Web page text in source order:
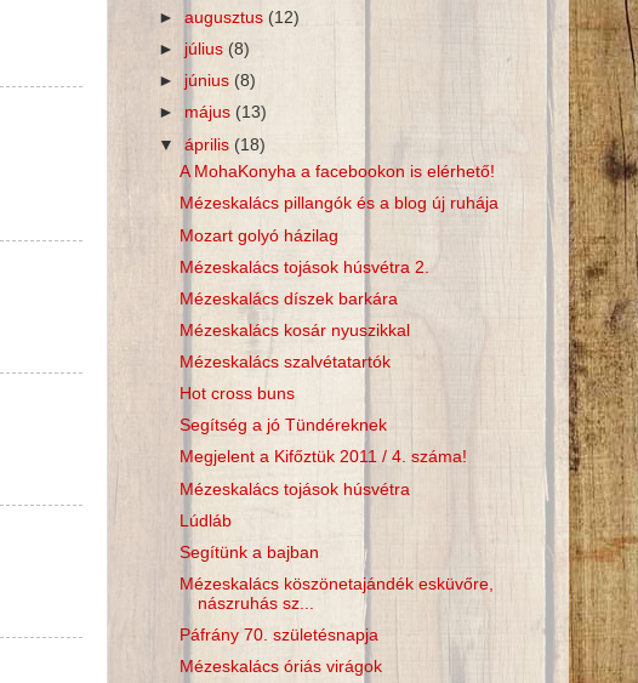
►augusztus (12)
► július(8)
► június (8)
► május (13)
▼április (18)
A MohaKonyha a facebookon is elérhető!
Mézeskalács pillangók és a blog új ruhája
Mozart golyó házilag
Mézeskalács tojások húsvétra 2.
Mézeskalács díszek barkára
Mézeskalács kosár nyuszikkal
Mézeskalács szalvétatartók
Hot cross buns
Segítség a jó Tündéreknek
Megjelent a Kifőztük 2011 / 4. száma!
Mézeskalács tojások húsvétra
Lúdláb
Segítünk a bajban
Mézeskalács köszönetajándék esküvőre,
nászruhás sz...
Páfrány 70. születésnapja
Mézeskalács óriás virágok